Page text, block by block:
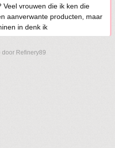
vrouwen die ik ken die
aanverwante producten, maar
in denk ik
Refinery89